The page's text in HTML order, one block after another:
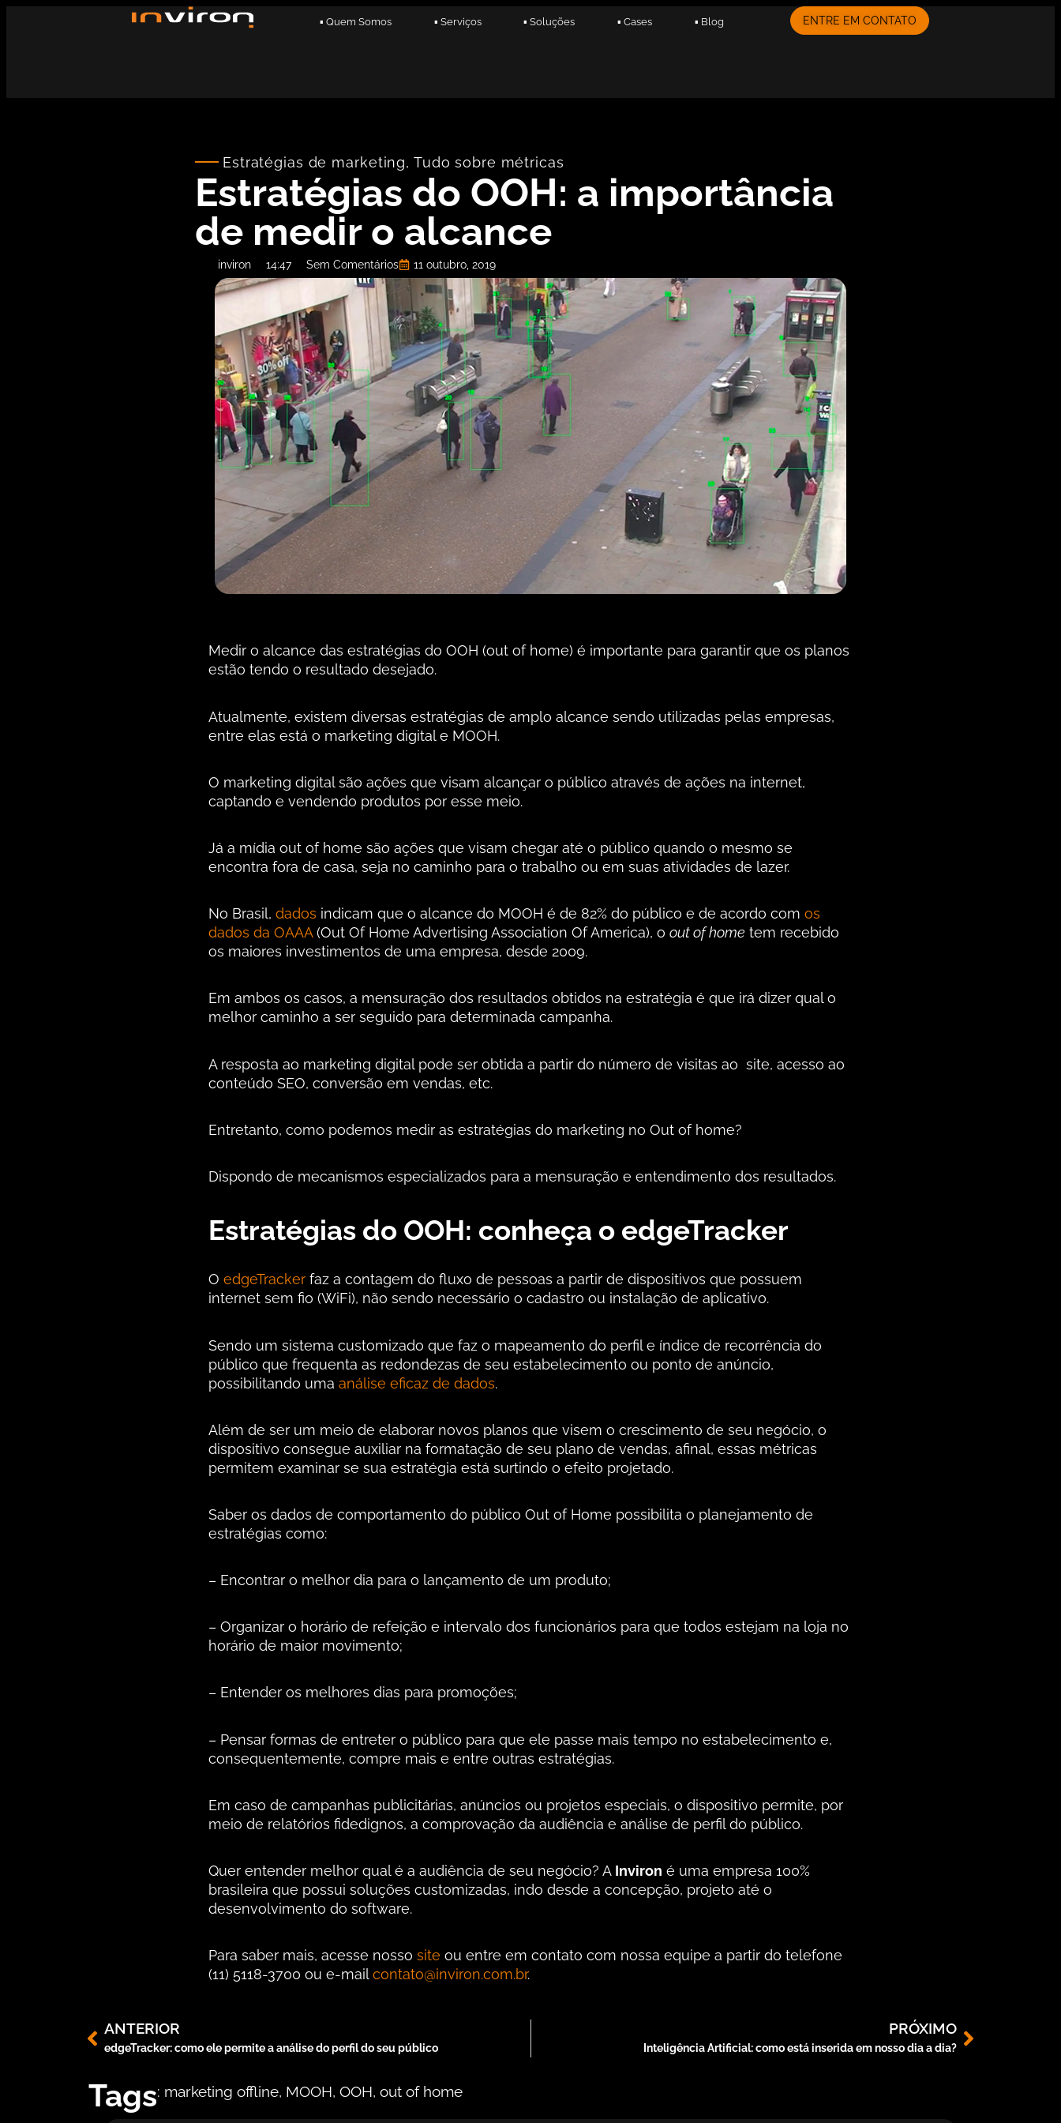
▪ Quem Somos ▪ Serviços ▪ Soluções ▪ Cases ▪ Blog ENTRE EM CONTATO
Estratégias de marketing, Tudo sobre métricas
Estratégias do OOH: a importância
de medir o alcance
inviron 14:47 Sem Comentários 11 outubro, 2019
Medir o alcance das estratégias do OOH (out of home) é importante para garantir que os planos
estão tendo o resultado desejado.
Atualmente, existem diversas estratégias de amplo alcance sendo utilizadas pelas empresas,
entre elas está o marketing digital e MOOH.
O marketing digital são ações que visam alcançar o público através de ações na internet,
captando e vendendo produtos por esse meio.
Já a mídia out of home são ações que visam chegar até o público quando o mesmo se
encontra fora de casa, seja no caminho para o trabalho ou em suas atividades de lazer.
No Brasil,dados indicam que o alcance do MOOH é de 82% do público e de acordo comos
dados da OAAA(Out Of Home Advertising Association Of America), oout of home tem recebido
os maiores investimentos de uma empresa, desde 2009.
Em ambos os casos, a mensuração dos resultados obtidos na estratégia é que irá dizer qual o
melhor caminho a ser seguido para determinada campanha.
A resposta ao marketing digital pode ser obtida a partir do número de visitas ao site, acesso ao
conteúdo SEO, conversão em vendas, etc.
Entretanto, como podemos medir as estratégias do marketing no Out of home?
Dispondo de mecanismos especializados para a mensuração e entendimento dos resultados.
Estratégias do OOH: conheça o edgeTracker
OedgeTracker faz a contagem do fluxo de pessoas a partir de dispositivos que possuem
internet sem fio (WiFi), não sendo necessário o cadastro ou instalação de aplicativo.
Sendo um sistema customizado que faz o mapeamento do perfil e índice de recorrência do
público que frequenta as redondezas de seu estabelecimento ou ponto de anúncio,
possibilitando umaanálise eficaz de dados.
Além de ser um meio de elaborar novos planos que visem o crescimento de seu negócio, o
dispositivo consegue auxiliar na formatação de seu plano de vendas, afinal, essas métricas
permitem examinar se sua estratégia está surtindo o efeito projetado.
Saber os dados de comportamento do público Out of Home possibilita o planejamento de
estratégias como:
– Encontrar o melhor dia para o lançamento de um produto;
– Organizar o horário de refeição e intervalo dos funcionários para que todos estejam na loja no
horário de maior movimento;
– Entender os melhores dias para promoções;
– Pensar formas de entreter o público para que ele passe mais tempo no estabelecimento e,
consequentemente, compre mais e entre outras estratégias.
Em caso de campanhas publicitárias, anúncios ou projetos especiais, o dispositivo permite, por
meio de relatórios fidedignos, a comprovação da audiência e análise de perfil do público.
Quer entender melhor qual é a audiência de seu negócio? A Inviron é uma empresa 100%
brasileira que possui soluções customizadas, indo desde a concepção, projeto até o
desenvolvimento do software.
Para saber mais, acesse nossosite ou entre em contato com nossa equipe a partir do telefone
(11) 5118-3700 ou e-mailcontato@inviron.com.br.
ANTERIOR
edgeTracker: como ele permite a análise do perfil do seu público
PRÓXIMO
Inteligência Artificial: como está inserida em nosso dia a dia?
Tags: marketing offline, MOOH, OOH, out of home